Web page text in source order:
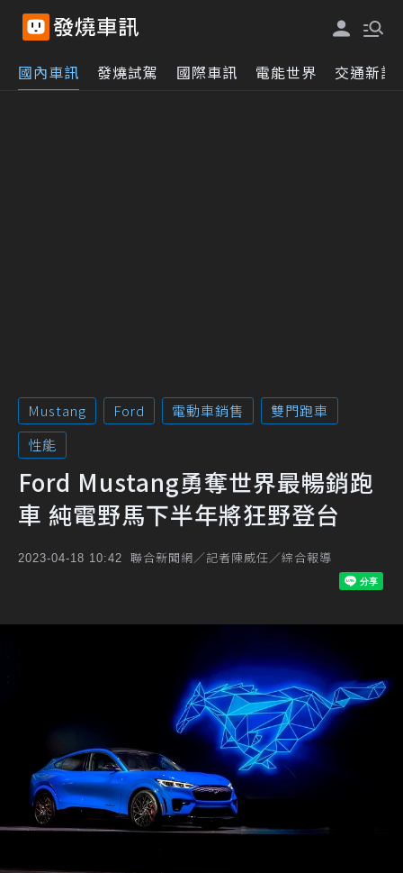
國內車訊 發燒試駕 國際車訊 電能世界 交通新訊
Mustang Ford 電動車銷售
雙門跑車
性能
Ford Mustang勇奪世界最暢銷跑
車 純電野馬下半年將狂野登台
2023-04-18 10:42 聯合新聞網／記者陳威任／綜合報導